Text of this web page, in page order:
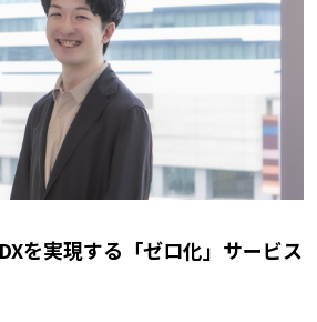
を実現する「ゼロ化」サービス